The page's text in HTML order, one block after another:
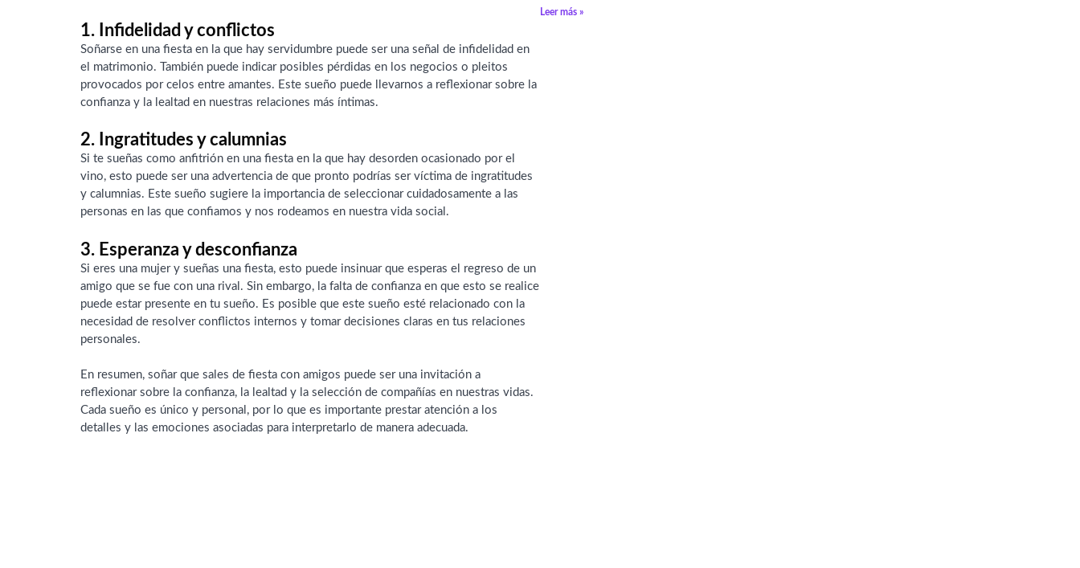
1. Infidelidad y conflictos
Soñarse en una fiesta en la que hay servidumbre puede ser una señal de infidelidad en
el matrimonio. También puede indicar posibles pérdidas en los negocios o pleitos
provocados por celos entre amantes. Este sueño puede llevarnos a reflexionar sobre la
confianza y la lealtad en nuestras relaciones más íntimas.
2. Ingratitudes y calumnias
Si te sueñas como anfitrión en una fiesta en la que hay desorden ocasionado por el
vino, esto puede ser una advertencia de que pronto podrías ser víctima de ingratitudes
y calumnias. Este sueño sugiere la importancia de seleccionar cuidadosamente a las
personas en las que confiamos y nos rodeamos en nuestra vida social.
3. Esperanza y desconfianza
Si eres una mujer y sueñas una fiesta, esto puede insinuar que esperas el regreso de un
amigo que se fue con una rival. Sin embargo, la falta de confianza en que esto se realice
puede estar presente en tu sueño. Es posible que este sueño esté relacionado con la
necesidad de resolver conflictos internos y tomar decisiones claras en tus relaciones
personales.
En resumen, soñar que sales de fiesta con amigos puede ser una invitación a
reflexionar sobre la confianza, la lealtad y la selección de compañías en nuestras vidas.
Cada sueño es único y personal, por lo que es importante prestar atención a los
detalles y las emociones asociadas para interpretarlo de manera adecuada.
Leer más »